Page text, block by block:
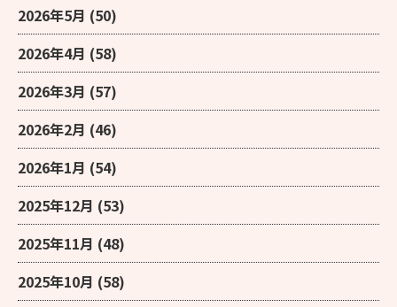
2026年5月 (50)
2026年4月 (58)
2026年3月 (57)
2026年2月 (46)
2026年1月 (54)
2025年12月 (53)
2025年11月 (48)
2025年10月 (58)